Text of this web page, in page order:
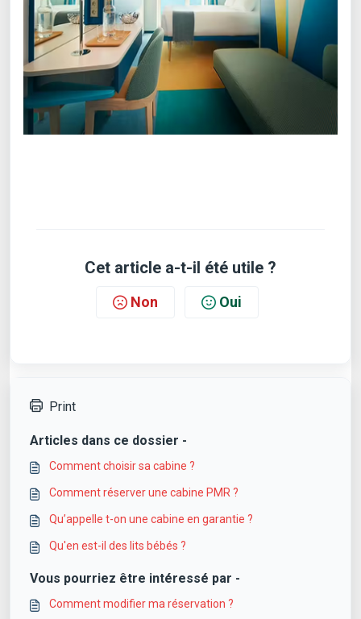
Cet article a-t-il été utile ?
Non Oui
Print
Articles dans ce dossier -
Comment choisir sa cabine ?
Comment réserver une cabine PMR ?
Qu’appelle t-on une cabine en garantie ?
Qu'en est-il des lits bébés ?
Vous pourriez être intéressé par -
Comment modifier ma réservation ?